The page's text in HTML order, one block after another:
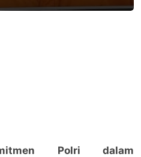
Polri dalam